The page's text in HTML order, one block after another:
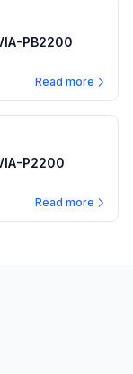
PB2200
Read more
P2200
Read more